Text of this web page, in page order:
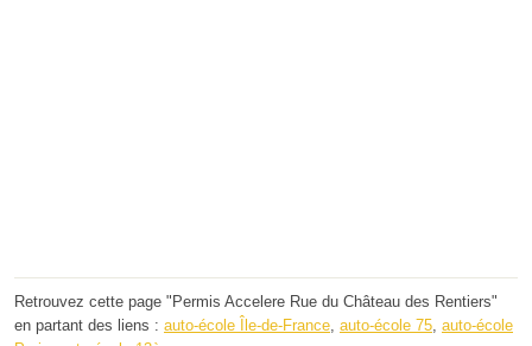
Retrouvez cette page "Permis Accelere Rue du Château des Rentiers"
en partant des liens : auto-école Île-de-France auto-école 75 auto-école